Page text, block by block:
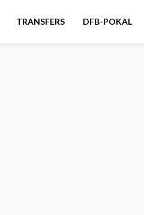
TRANSFERS DFB-POKAL